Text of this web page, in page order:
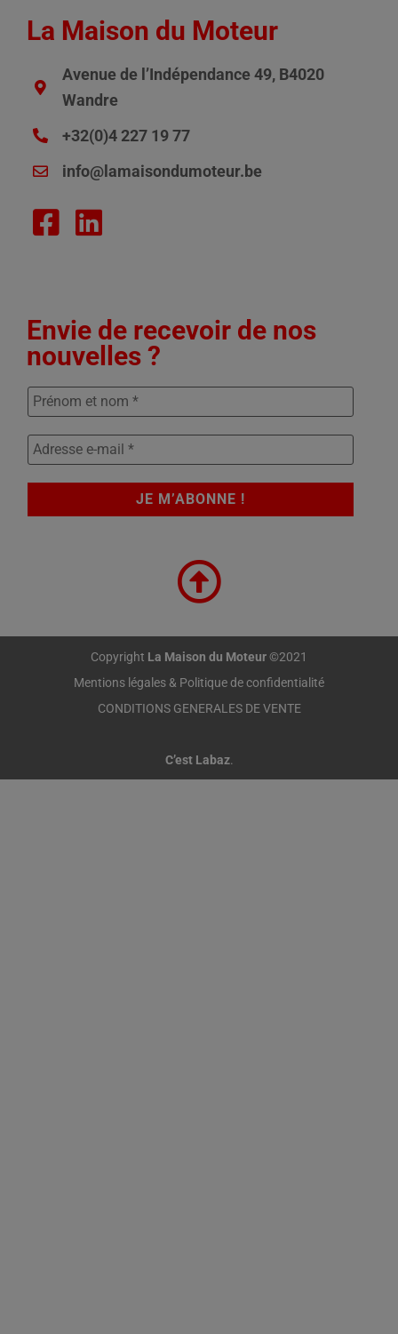
La Maison du Moteur
Avenue de l’Indépendance 49, B4020
Wandre
+32(0)4 227 19 77
info@lamaisondumoteur.be
Envie de recevoir de nos
nouvelles ?
Copyright La Maison du Moteur©2021
Mentions légales & Politique de confidentialité
CONDITIONS GENERALES DE VENTE
C’est Labaz.